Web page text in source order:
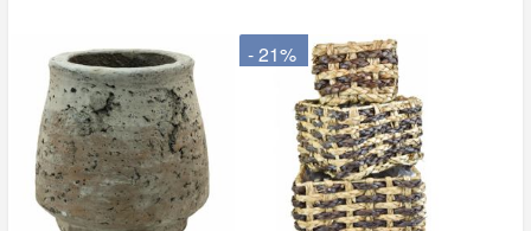
- 21%